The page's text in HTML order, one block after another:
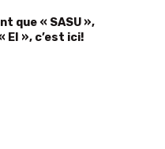
que « SASU »,
EI », c’est ici!